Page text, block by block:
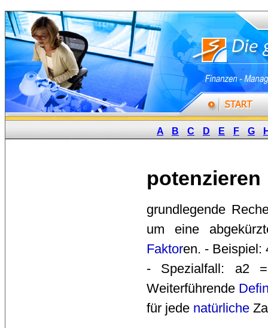
A B C D E F G
potenzieren
grundlegende
um eine
Faktoren. - Beispiel:
- Spezialfall: a2
Weiterführende
für jede natürliche